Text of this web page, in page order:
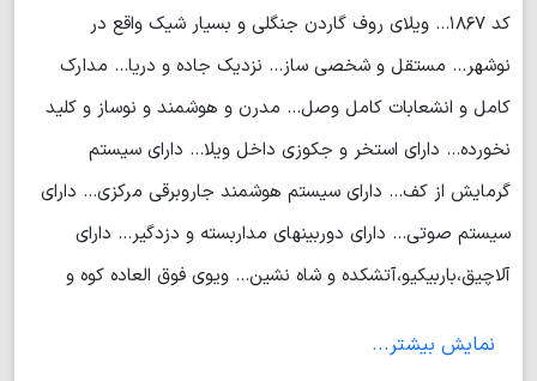
کد ۱۸۶۷... ویلای روف گاردن جنگلی و بسیار شیک واقع در
نوشهر... مستقل و شخصی ساز... نزدیک جاده و دریا... مدارک
کامل و انشعابات کامل وصل... مدرن و هوشمند و نوساز و کلید
نخورده... دارای استخر و جکوزی داخل ویلا... دارای سیستم
گرمایش از کف... دارای سیستم هوشمند جاروبرقی مرکزی... دارای
سیستم صوتی... دارای دوربینهای مداربسته و دزدگیر... دارای
آلاچیق،باربیکیو،آتشکده و شاه نشین... ویوی فوق العاده کوه و
(مهندس محبتی)
نمایش بیشتر...